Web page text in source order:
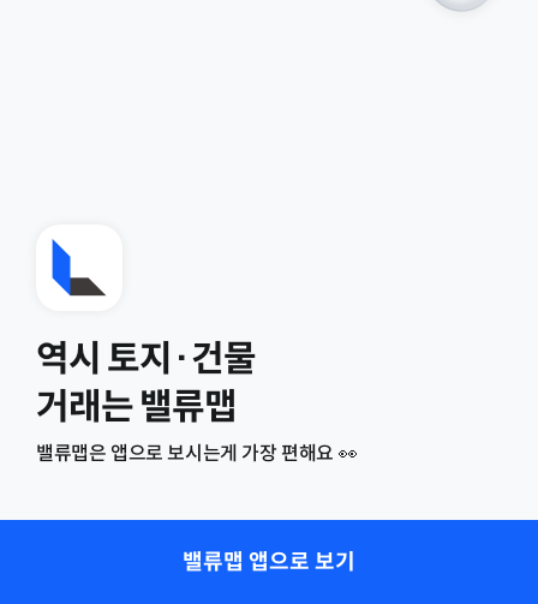
역시 토지·건물
거래는 밸류맵
밸류맵은 앱으로 보시는게 가장 편해요 👀
밸류맵 앱으로 보기